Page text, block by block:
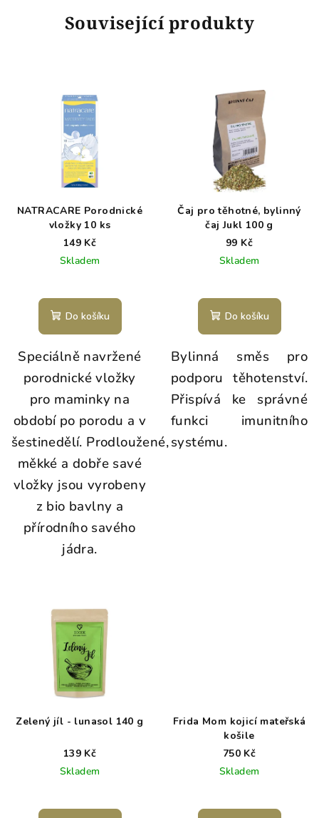
Související produkty
NATRACARE Porodnické
vložky 10 ks
149 Kč
Skladem
Do košíku
Speciálně navržené
porodnické vložky
pro maminky na
období po porodu a v
šestinedělí. Prodloužené,
měkké a dobře savé
vložky jsou vyrobeny
z bio bavlny a
přírodního savého
jádra.
Čaj pro těhotné, bylinný
čaj Jukl 100 g
99 Kč
Skladem
Do košíku
Bylinná směs pro
podporu těhotenství.
Přispívá ke správné
funkci imunitního
systému.
Zelený jíl - lunasol 140 g
139 Kč
Skladem
Frida Mom kojicí mateřská
košile
750 Kč
Skladem